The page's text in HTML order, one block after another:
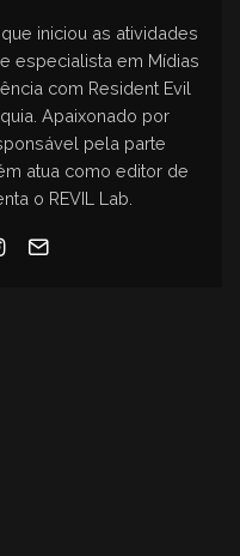
iniciou as atividades
especialista em Mídias
com Resident Evil
Apaixonado por
pela parte
atua como editor de
o REVIL Lab.